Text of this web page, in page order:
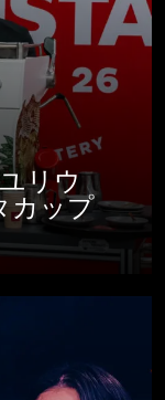
リウ
カップ